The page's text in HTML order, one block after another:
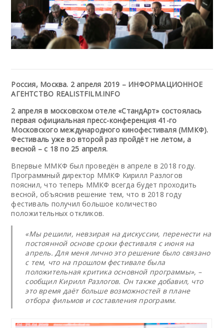
Россия, Москва. 2 апреля 2019 – ИНФОРМАЦИОННОЕ
АГЕНТСТВО REALISTFILM.INFO
2 апреля в московском отеле «СтандАрт» состоялась
первая официальная пресс-конференция 41-го
Московского международного кинофестиваля (ММКФ).
Фестиваль уже во второй раз пройдёт не летом, а
весной – с 18 по 25 апреля.
Впервые ММКФ был проведён в апреле в 2018 году.
Программный директор ММКФ Кирилл Разлогов
пояснил, что теперь ММКФ всегда будет проходить
весной, объяснив решение тем, что в 2018 году
фестиваль получил большое количество
положительных откликов.
«Мы решили, невзирая на дискуссии, перенести на
постоянной основе сроки фестиваля с июня на
апрель. Для меня лично это решение было связано
с тем, что на прошлом фестивале была
положительная критика основной программы», –
сообщил Кирилл Разлогов. Он также добавил, что
это время даёт больше возможностей в плане
отбора фильмов и составления программ.